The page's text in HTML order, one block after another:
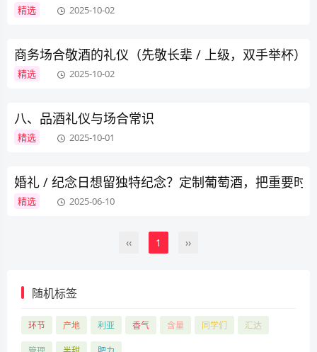
精选 2025-10-02
商务场合敬酒的礼仪（先敬长辈 / 上级，双手举杯）
精选 2025-10-02
八、品酒礼仪与场合常识
精选 2025-10-01
婚礼 / 纪念日想留独特纪念？定制葡萄酒，把重要时
精选 2025-06-10
‹‹ 1 ››
随机标签
环节 产地 利亚 香气 含量 同学们 汇达